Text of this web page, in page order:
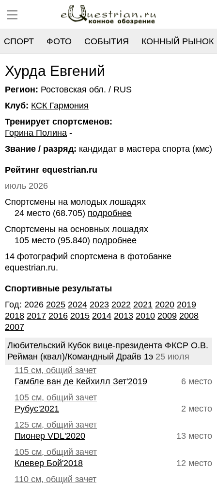
СПОРТ ФОТО СОБЫТИЯ КОННЫЙ РЫНОК
РЕЕСТР
Хурда Евгений
Регион: Ростовская обл. / RUS
Клуб: КСК Гармония
Тренирует спортсменов:
Горина Полина -
Звание / разряд: кандидат в мастера спорта (кмс)
Рейтинг equestrian.ru
июль 2026
Спортсмены на молодых лошадях
24 место (68.705) подробнее
Спортсмены на основных лошадях
105 место (95.840) подробнее
14 фотографий спортсмена в фотобанке
equestrian.ru.
Спортивные результаты
Год: 2026 2025 2024 2023 2022 2021 2020 2019
2018 2017 2016 2015 2014 2013 2010 2009 2008
2007
Любительский Кубок вице-президента ФКСР О.В.
Рейман (квал)/Командный Драйв 1э 25 июля
115 см, общий зачет
6 место
Гамбле ван де Кейхилл Зет'2019
105 см, общий зачет
2 место
Рубус'2021
125 см, общий зачет
13 место
Пионер VDL'2020
105 см, общий зачет
12 место
Клевер Бой'2018
110 см, общий зачет